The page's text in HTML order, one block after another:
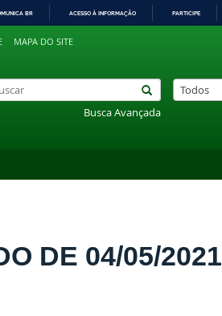
BR ACESSO À INFORMAÇÃO PARTICIPE
MAPA DO SITE
Busca Avançada
Todos
DE 04/05/2021